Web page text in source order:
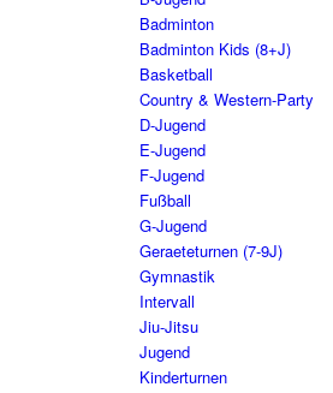
Badminton
Badminton Kids (8+J)
Basketball
Country & Western-Party
D-Jugend
E-Jugend
F-Jugend
Fußball
G-Jugend
Geraeteturnen (7-9J)
Gymnastik
Intervall
Jiu-Jitsu
Jugend
Kinderturnen